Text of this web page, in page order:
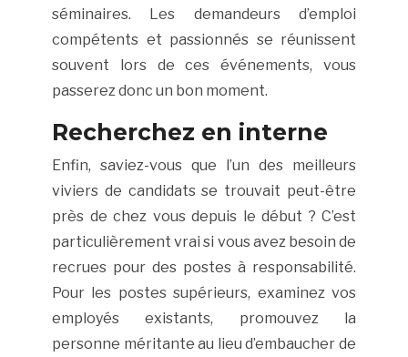
séminaires. Les demandeurs d’emploi
compétents et passionnés se réunissent
souvent lors de ces événements, vous
passerez donc un bon moment.
Recherchez en interne
Enfin, saviez-vous que l’un des meilleurs
viviers de candidats se trouvait peut-être
près de chez vous depuis le début ? C’est
particulièrement vrai si vous avez besoin de
recrues pour des postes à responsabilité.
Pour les postes supérieurs, examinez vos
employés existants, promouvez la
personne méritante au lieu d’embaucher de